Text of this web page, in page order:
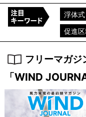
浮体式
促進
フリーマガジ
「WIND